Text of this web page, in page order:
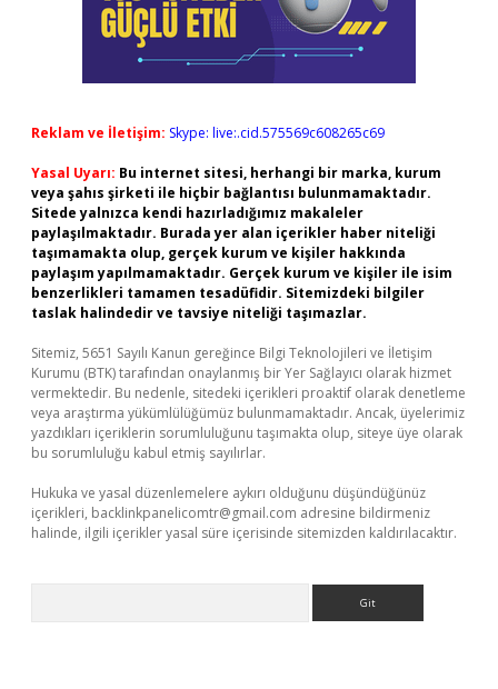
Reklam ve İletişim: Skype: live:.cid.575569c608265c69
Yasal Uyarı: Bu internet sitesi, herhangi bir marka, kurum
veya şahıs şirketi ile hiçbir bağlantısı bulunmamaktadır.
Sitede yalnızca kendi hazırladığımız makaleler
paylaşılmaktadır. Burada yer alan içerikler haber niteliği
taşımamakta olup, gerçek kurum ve kişiler hakkında
paylaşım yapılmamaktadır. Gerçek kurum ve kişiler ile isim
benzerlikleri tamamen tesadüfidir. Sitemizdeki bilgiler
taslak halindedir ve tavsiye niteliği taşımazlar.
Sitemiz, 5651 Sayılı Kanun gereğince Bilgi Teknolojileri ve İletişim
Kurumu (BTK) tarafından onaylanmış bir Yer Sağlayıcı olarak hizmet
vermektedir. Bu nedenle, sitedeki içerikleri proaktif olarak denetleme
veya araştırma yükümlülüğümüz bulunmamaktadır. Ancak, üyelerimiz
yazdıkları içeriklerin sorumluluğunu taşımakta olup, siteye üye olarak
bu sorumluluğu kabul etmiş sayılırlar.
Hukuka ve yasal düzenlemelere aykırı olduğunu düşündüğünüz
içerikleri, backlinkpanelicomtr@gmail.com adresine bildirmeniz
halinde, ilgili içerikler yasal süre içerisinde sitemizden kaldırılacaktır.